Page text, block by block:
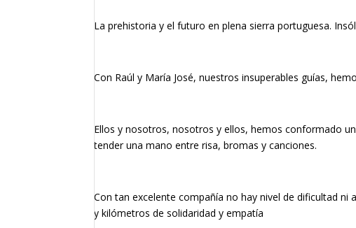
La prehistoria y el futuro en plena sierra portuguesa.
Con Raúl y María José, nuestros insuperables guías,
Ellos y nosotros, nosotros y ellos, hemos conformado
tender una mano entre risa, bromas y canciones.
Con tan excelente compañía no hay nivel de dificultad
y kilómetros de solidaridad y empatía